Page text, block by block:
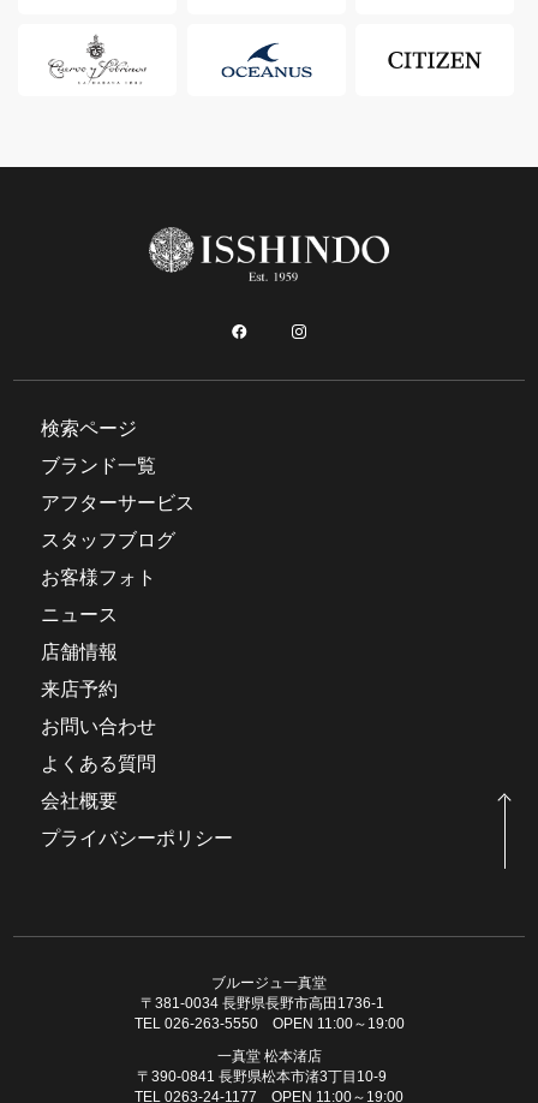
検索ページ
ブランド一覧
アフターサービス
スタッフブログ
お客様フォト
ニュース
店舗情報
来店予約
お問い合わせ
よくある質問
会社概要
プライバシーポリシー
ブルージュ一真堂
〒381-0034 長野県長野市高田1736-1
TEL 026-263-5550 OPEN 11:00～19:00
一真堂 松本渚店
〒390-0841 長野県松本市渚3丁目10-9
TEL 0263-24-1177 OPEN 11:00～19:00